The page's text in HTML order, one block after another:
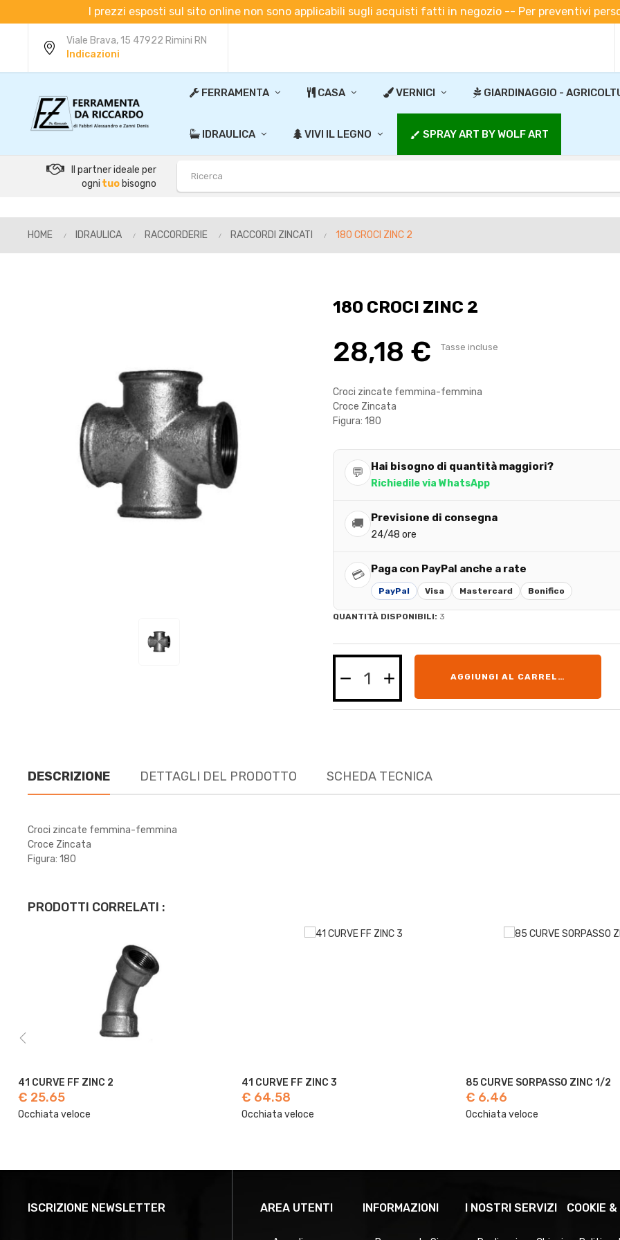
I prezzi esposti sul sito online non sono applicabili sugli acquisti fatti in negozio -- Per preventivi
Viale Brava, 15 47922 Rimini RN
Indicazioni
FERRAMENTA CASA VERNICI GIARDINAGGIO -
IDRAULICA VIVI IL LEGNO brush SPRAY ART BY WOLF ART
Il partner ideale per
ogni tuo bisogno
HOME IDRAULICA RACCORDERIE RACCORDI ZINCATI 180 CROCI ZINC 2
180 CROCI ZINC 2
28,18 € Tasse incluse
Croci zincate femmina-femmina
Croce Zincata
Figura: 180
💬 Hai bisogno di quantità maggiori?
Richiedile via WhatsApp
🚚 Previsione di consegna
24/48 ore
💳 Paga con PayPal anche a rate
PayPal Visa Mastercard Bonifico
QUANTITÀ DISPONIBILI: 3
AGGIUNGI AL CARRELLO
DESCRIZIONE DETTAGLI DEL PRODOTTO SCHEDA TECNICA
Croci zincate femmina-femmina
Croce Zincata
Figura: 180
PRODOTTI CORRELATI :
41 CURVE FF ZINC 2
€ 25.65
Occhiata veloce
41 CURVE FF ZINC 3
€ 64.58
Occhiata veloce
85 CURVE SORPASSO ZINC 1/2
€ 6.46
Occhiata veloce
ISCRIZIONE NEWSLETTER AREA UTENTI INFORMAZIONI I NOSTRI SERVIZI COOKIE